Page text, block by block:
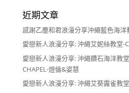
近期文章
感謝乙塵和君浪漫分享沖繩藍色海洋
愛戀新人浪漫分享: 沖繩艾妮絲教堂-
愛戀新人浪漫分享: 沖繩鑽石海洋教
CHAPEL-煜倫&姿慧
愛戀新人浪漫分享: 沖繩艾葵露雀教